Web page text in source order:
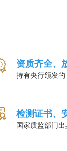
资质齐全、
持有央行颁发
检测证书、
国家质监部门